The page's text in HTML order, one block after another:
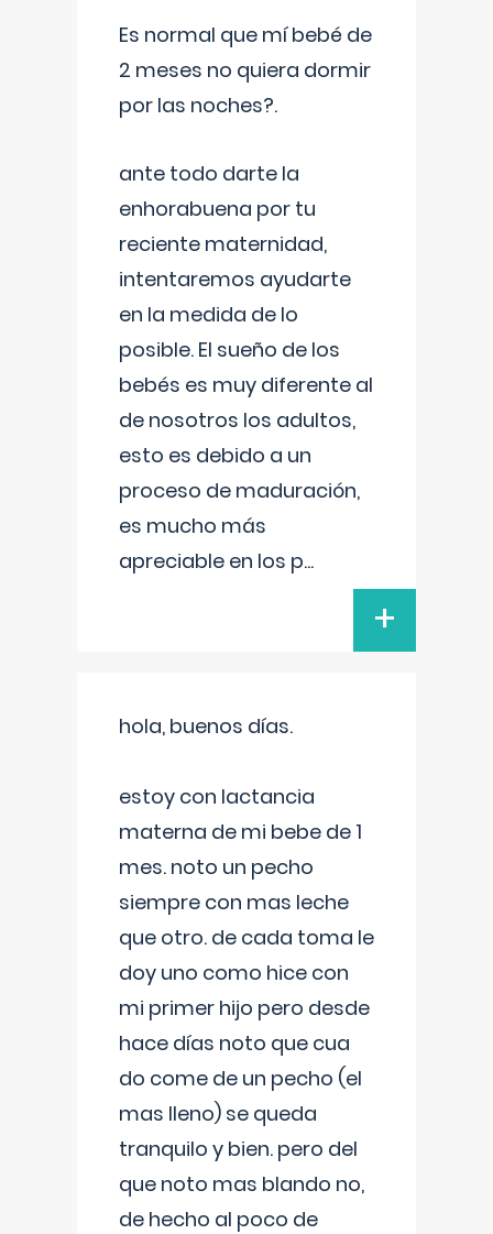
Es normal que mí bebé de
2 meses no quiera dormir
por las noches?.
ante todo darte la
enhorabuena por tu
reciente maternidad,
intentaremos ayudarte
en la medida de lo
posible. El sueño de los
bebés es muy diferente al
de nosotros los adultos,
esto es debido a un
proceso de maduración,
es mucho más
apreciable en los p...
+
hola, buenos días.
estoy con lactancia
materna de mi bebe de 1
mes. noto un pecho
siempre con mas leche
que otro. de cada toma le
doy uno como hice con
mi primer hijo pero desde
hace días noto que cua
do come de un pecho (el
mas lleno) se queda
tranquilo y bien. pero del
que noto mas blando no,
de hecho al poco de